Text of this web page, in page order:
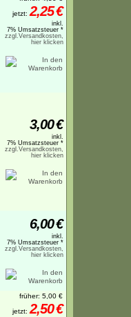
jetzt: 2,25€
inkl.
7% Umsatzsteuer *
zzgl.Versandkosten,
hier klicken
3,00€
inkl.
7% Umsatzsteuer *
zzgl.Versandkosten,
hier klicken
6,00€
inkl.
7% Umsatzsteuer *
zzgl.Versandkosten,
hier klicken
früher: 5,00 €
jetzt: 2,50€